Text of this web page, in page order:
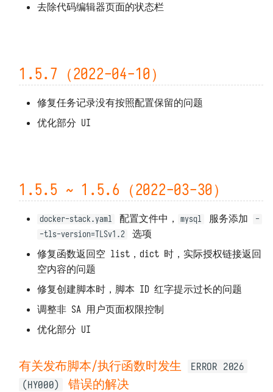
去除代码编辑器页面的状态栏
1.5.7（2022-04-10）
修复任务记录没有按照配置保留的问题
优化部分 UI
1.5.5 ~ 1.5.6（2022-03-30）
docker-stack.yaml 配置文件中， mysql 服务添加
-
-tls-version=TLSv1.2
选项
修复函数返回空 list，dict 时，实际授权链接返回
空内容的问题
修复创建脚本时，脚本 ID 红字提示过长的问题
调整非 SA 用户页面权限控制
优化部分 UI
有关发布脚本/执行函数时发生
ERROR 2026
(HY000)
错误的解决